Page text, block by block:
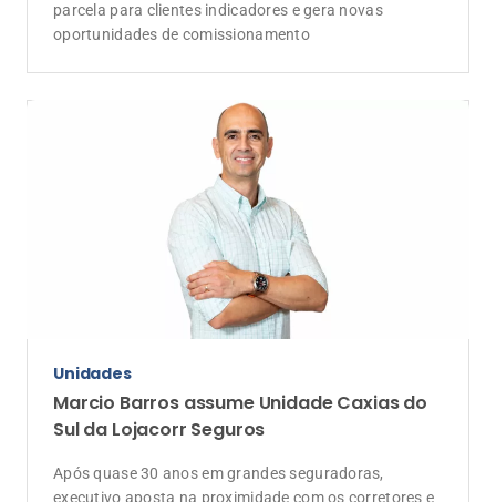
parcela para clientes indicadores e gera novas
oportunidades de comissionamento
Unidades
Marcio Barros assume Unidade Caxias do
Sul da Lojacorr Seguros
Após quase 30 anos em grandes seguradoras,
executivo aposta na proximidade com os corretores e